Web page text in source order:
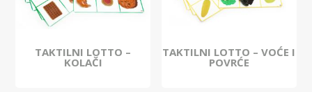
TAKTILNI LOTTO –
KOLAČI
TAKTILNI LOTTO – VOĆE I
POVRĆE